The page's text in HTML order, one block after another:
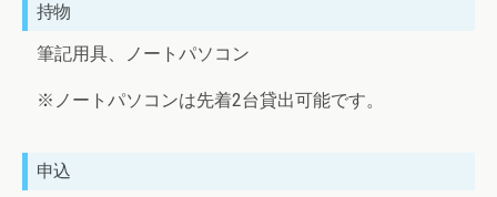
持物
筆記用具、ノートパソコン
※ノートパソコンは先着2台貸出可能です。
申込